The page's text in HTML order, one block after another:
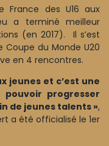
France des U16 aux
a terminé meilleur
(en 2017). Il s’est
Coupe du Monde U20
en 4 rencontres.
jeunes et c’est une
progresser
de jeunes talents »,
a été officialisé le 1er